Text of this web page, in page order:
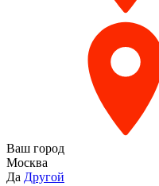
Ваш город
Москва
Да Другой